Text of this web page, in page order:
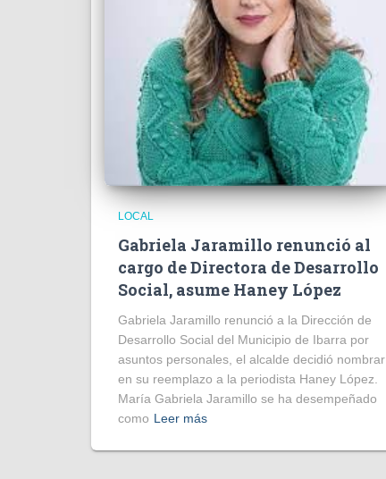
LOCAL
Gabriela Jaramillo renunció al
cargo de Directora de Desarrollo
Social, asume Haney López
Gabriela Jaramillo renunció a la Dirección de
Desarrollo Social del Municipio de Ibarra por
asuntos personales, el alcalde decidió nombrar
en su reemplazo a la periodista Haney López.
María Gabriela Jaramillo se ha desempeñado
como Leer más